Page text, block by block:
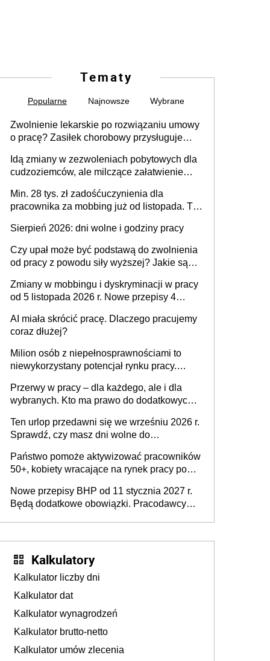
Tematy
Popularne Najnowsze Wybrane
Zwolnienie lekarskie po rozwiązaniu umowy
o pracę? Zasiłek chorobowy przysługuje
dni od ustania stosunku pracy
Idą zmiany w zezwoleniach pobytowych dla
cudzoziemców, ale milczące załatwienie
Min. 28 tys. zł zadośćuczynienia dla
pracownika za mobbing już od listopada. To
zespołu
Sierpień 2026: dni wolne i godziny pracy
Czy upał może być podstawą do zwolnienia
od pracy z powodu siły wyższej? Jakie są
Zmiany w mobbingu i dyskryminacji w pracy
od 5 listopada 2026 r. Nowe przepisy 4
Ustaw
AI miała skrócić pracę. Dlaczego pracujemy
coraz dłużej?
Milion osób z niepełnosprawnościami to
niewykorzystany potencjał rynku pracy.
dofinansowań czy refundacji, ale bariery po
stronie systemu i świadomości
pracodawców [WYWIAD]
Przerwy w pracy – dla każdego, ale i dla
wybranych. Kto ma prawo do dodatkowych
Ten urlop przedawni się we wrześniu 2026 r.
Sprawdź, czy masz dni wolne do
Państwo pomoże aktywizować pracowników
50+, kobiety wracające na rynek pracy po
osoby neuroatypowe. Powstanie Fundusz
na rzecz Inkluzywności w Zatrudnianiu?
Nowe przepisy BHP od 11 stycznia 2027 r.
Będą dodatkowe obowiązki. Pracodawcy
Kalkulatory
Kalkulator liczby dni
Kalkulator dat
Kalkulator wynagrodzeń
Kalkulator brutto-netto
Kalkulator umów zlecenia